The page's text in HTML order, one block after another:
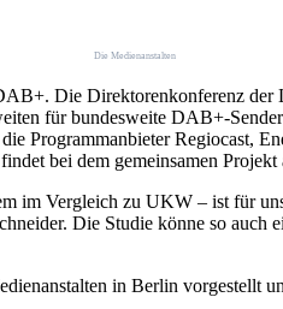
Die Medienanstalten
Die Direktorenkonferenz
für bundesweite DAB+-
Programmanbieter Regiocast,
bei dem gemeinsamen Projekt
im Vergleich zu UKW – ist für
Die Studie könne so
in Berlin vorgestellt